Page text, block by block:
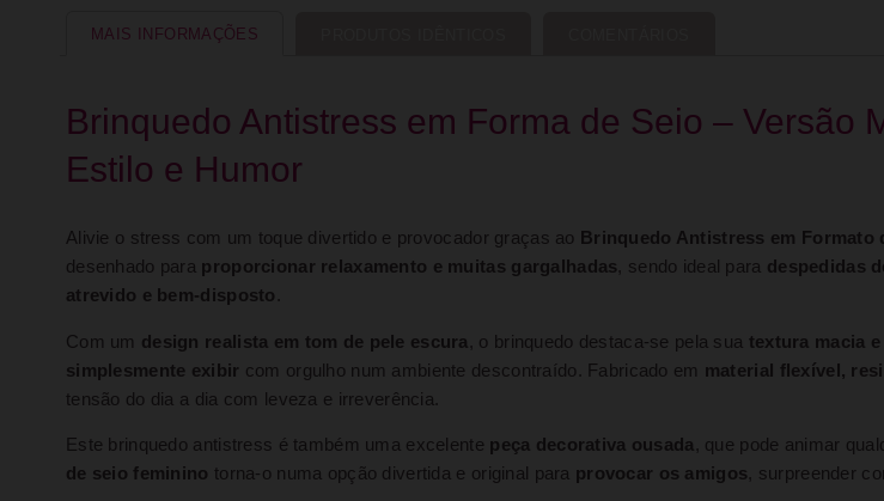
MAIS INFORMAÇÕES
Brinquedo Antistress em Forma de Seio – Versão
Estilo e Humor
Alivie o stress com um toque divertido e provocador graças ao Brinquedo Antistress em Formato
desenhado para proporcionar relaxamento e muitas gargalhadas, sendo ideal para despedidas
atrevido e bem-disposto
Com um design realista em tom de pele escura , o brinquedo destaca-se pela sua textura macia
simplesmente exibir com orgulho num ambiente descontraído. Fabricado em material flexível,
tensão do dia a dia com leveza e irreverência.
Este brinquedo antistress é também uma excelente peça decorativa ousada , que pode animar
de seio feminino torna-o numa opção divertida e original para provocar os amigos, surpreender